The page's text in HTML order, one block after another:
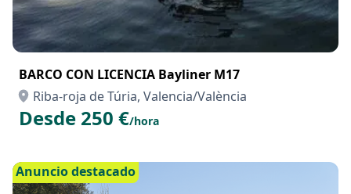
BARCO CON LICENCIA Bayliner M17
Riba-roja de Túria, Valencia/València
Desde 250 €/hora
Anuncio destacado